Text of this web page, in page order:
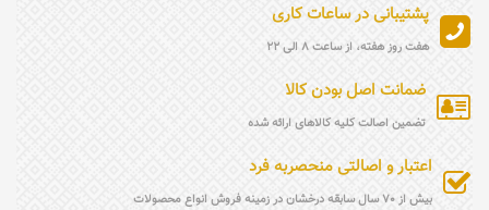
پشتیبانی در ساعات کاری
هفت روز هفته، از ساعت 8 الی 22
ضمانت اصل بودن کالا
تضمین اصالت کلیه کالاهای ارائه شده
اعتبار و اصالتی منحصربه فرد
بیش از 70 سال سابقه درخشان در زمینه فروش انواع محصولات